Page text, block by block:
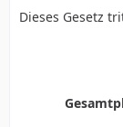
Dieses Gesetz